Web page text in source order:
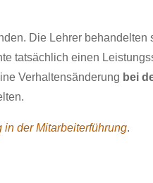
Die Lehrer behandelten
tatsächlich einen
Verhaltensänderung bei
der Mitarbeiterführung.